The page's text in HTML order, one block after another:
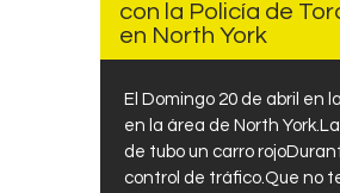
con la Policía de
en North York
El Domingo 20 de abril en
en la área de North
de tubo un carro
control de tráfico.Que no